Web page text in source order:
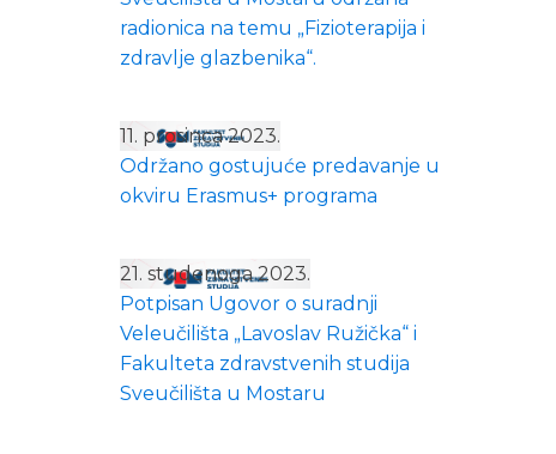
radionica na temu „Fizioterapija i
zdravlje glazbenika“.
11. prosinca 2023.
Održano gostujuće predavanje u
okviru Erasmus+ programa
21. studenoga 2023.
Potpisan Ugovor o suradnji
Veleučilišta „Lavoslav Ružička“ i
Fakulteta zdravstvenih studija
Sveučilišta u Mostaru